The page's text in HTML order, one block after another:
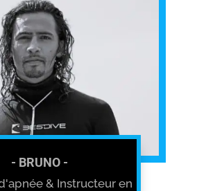
- BRUNO -
& Instructeur en